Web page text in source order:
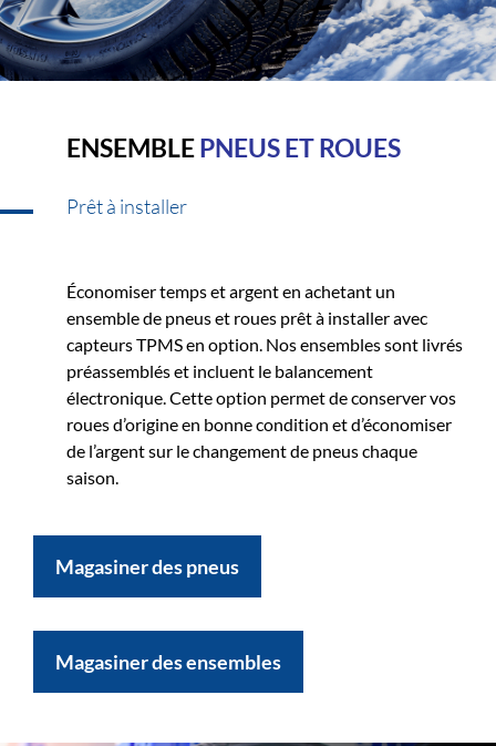
ENSEMBLEPNEUS ET ROUES
Prêt à installer
Économiser temps et argent en achetant un
ensemble de pneus et roues prêt à installer avec
capteurs TPMS en option. Nos ensembles sont livrés
préassemblés et incluent le balancement
électronique. Cette option permet de conserver vos
roues d’origine en bonne condition et d’économiser
de l’argent sur le changement de pneus chaque
saison.
Magasiner des pneus
Magasiner des ensembles